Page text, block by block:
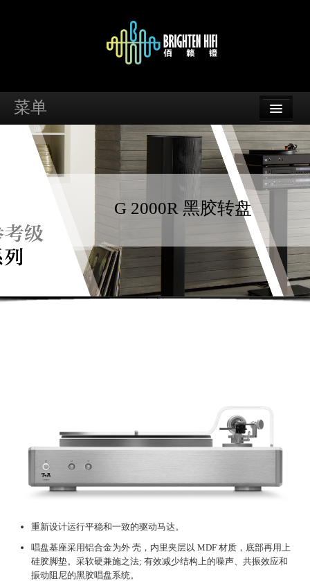
菜单
首页
品牌
案例
G 2000R 黑胶转盘
重新设计运行平稳和一致的驱动马达。
唱盘基座采用铝合金为外 壳，内里夹层以 MDF 材质，底部再用上
硅胶脚垫。采软硬兼施之法; 有效减少结构上的噪声、共振效应和
振动阻尼的黑胶唱盘系统。